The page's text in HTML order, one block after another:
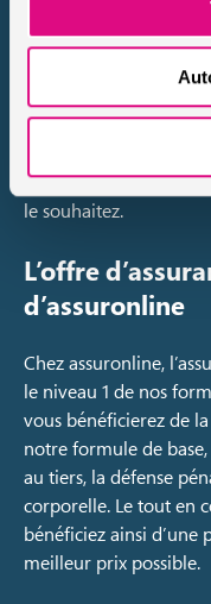
rendre plus
de gérer votre contrat
plateforme web, vous
demandes de prises
Sur ordinateur
toutes vos
le souhaitez.
L’offre
d’assuronline
Chez assuronline,
le niveau 1 de nos
vous bénéficierez de
notre formule de
au tiers, la défense
corporelle. Le tout en
bénéficiez ainsi d’une
meilleur prix possible.